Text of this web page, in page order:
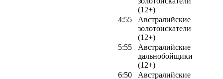
(12+)
4:55
Австралийские
золотоискатели
(12+)
5:55
Австралийские
дальнобойщики
(12+)
6:50
Австралийские